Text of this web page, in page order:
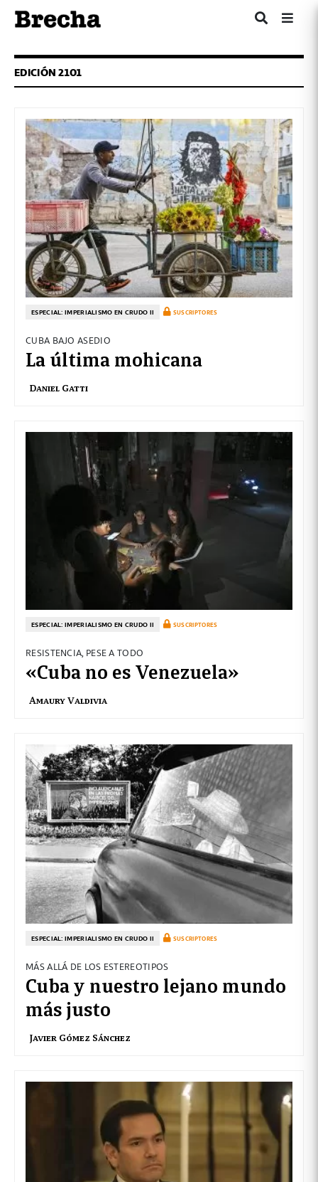
EDICIÓN 2101
ESPECIAL: IMPERIALISMO EN CRUDO II SUSCRIPTORES
CUBA BAJO ASEDIO
La última mohicana
Daniel Gatti
ESPECIAL: IMPERIALISMO EN CRUDO II SUSCRIPTORES
RESISTENCIA, PESE A TODO
«Cuba no es Venezuela»
Amaury Valdivia
ESPECIAL: IMPERIALISMO EN CRUDO II SUSCRIPTORES
MÁS ALLÁ DE LOS ESTEREOTIPOS
Cuba y nuestro lejano mundo
más justo
Javier Gómez Sánchez